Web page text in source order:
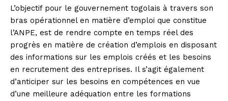
L’objectif pour le gouvernement togolais à travers son
bras opérationnel en matière d’emploi que constitue
l’ANPE, est de rendre compte en temps réel des
progrès en matière de création d’emplois en disposant
des informations sur les emplois créés et les besoins
en recrutement des entreprises. Il s’agit également
d’anticiper sur les besoins en compétences en vue
d’une meilleure adéquation entre les formations